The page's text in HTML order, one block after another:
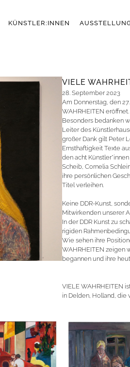
KÜNSTLER:INNEN
VIELE
28. September 2023
Am Donnerstag, den
WAHRHEITEN
Besonders bedanken
Leiter des
großer Dank gilt Peter
Ernsthaftigkeit Texte
den acht
Scheib, Cornelia
ihre persönlichen
Titel verleihen.
Keine DDR-Kunst,
Mitwirkenden unserer
In der DDR Kunst zu
rigiden
Wie sehen ihre
WAHRHEITEN zeigen
begannen und ihre
VIELE WAHRHEITEN
in Delden, Holland, die